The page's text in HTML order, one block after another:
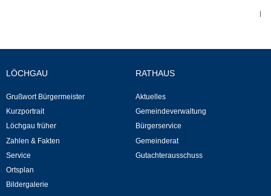
Jugend in Löchgau
Skating-/Streetballanlage
Jugendhaus
Vereine
|
LÖCHGAU
Grußwort Bürgermeister
Kurzportrait
Löchgau früher
Zahlen & Fakten
Service
Ortsplan
Bildergalerie
RATHAUS
Aktuelles
Gemeindeverwaltung
Bürgerservice
Gemeinderat
Gutachterausschuss